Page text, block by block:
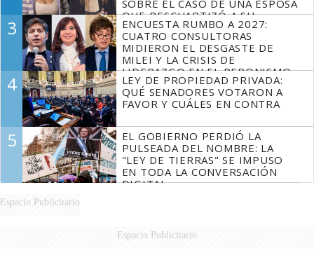
SOBRE EL CASO DE UNA ESPOSA
QUE DESCUARTIZÓ A SU
MARIDO
3
ENCUESTA RUMBO A 2027:
CUATRO CONSULTORAS
MIDIERON EL DESGASTE DE
MILEI Y LA CRISIS DE
LIDERAZGO EN EL PERONISMO
4
LEY DE PROPIEDAD PRIVADA:
QUÉ SENADORES VOTARON A
FAVOR Y CUÁLES EN CONTRA
5
EL GOBIERNO PERDIÓ LA
PULSEADA DEL NOMBRE: LA
"LEY DE TIERRAS" SE IMPUSO
EN TODA LA CONVERSACIÓN
DIGITAL
Espacio Publicitario
Espacio Publicitario